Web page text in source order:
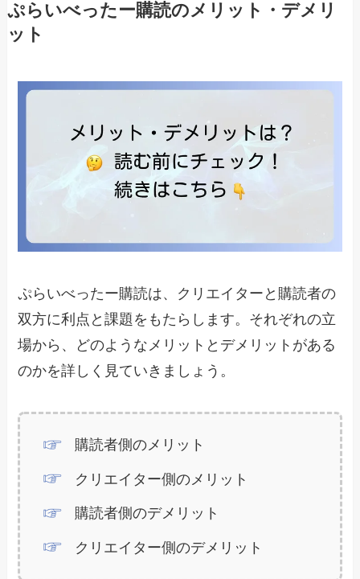
ぷらいべったー購読のメリット・デメリ
ット
ぷらいべったー購読は、クリエイターと購読者の
双方に利点と課題をもたらします。それぞれの立
場から、どのようなメリットとデメリットがある
のかを詳しく見ていきましょう。
購読者側のメリット
クリエイター側のメリット
購読者側のデメリット
クリエイター側のデメリット